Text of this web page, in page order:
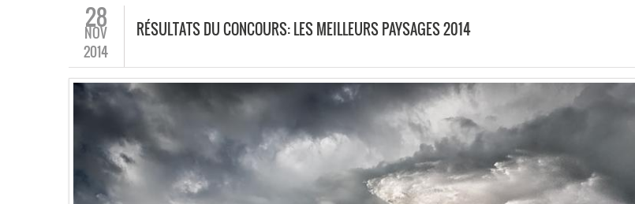
28
NOV
2014
RÉSULTATS DU CONCOURS: LES MEILLEURS PAYSAGES 2014